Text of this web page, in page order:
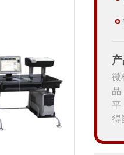
微
品
平
得